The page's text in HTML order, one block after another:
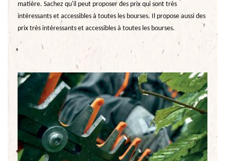
matière. Sachez qu'il peut proposer des prix qui sont très
intéressants et accessibles à toutes les bourses. Il propose aussi des
prix très intéressants et accessibles à toutes les bourses.